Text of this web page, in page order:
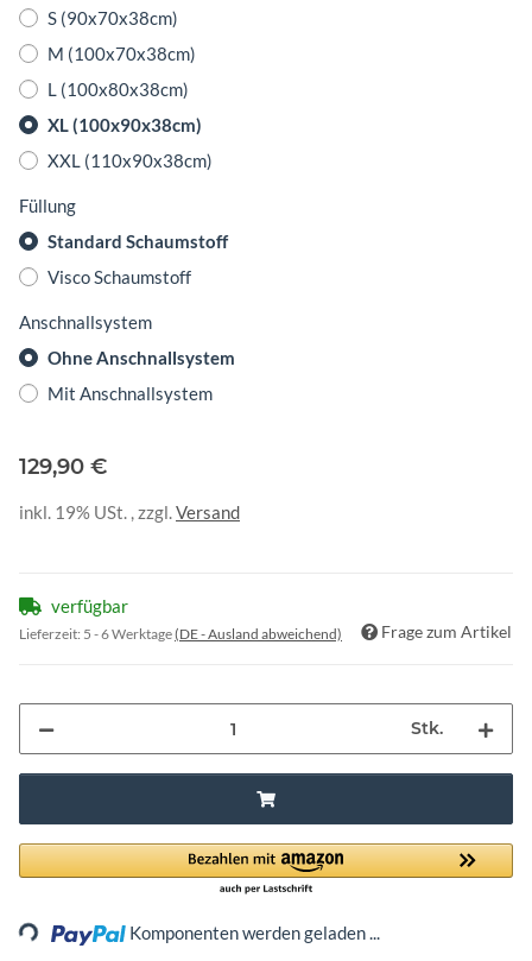
S (90x70x38cm)
M (100x70x38cm)
L (100x80x38cm)
XL (100x90x38cm)
XXL (110x90x38cm)
Füllung
Standard Schaumstoff
Visco Schaumstoff
Anschnallsystem
Ohne Anschnallsystem
Mit Anschnallsystem
129,90 €
inkl. 19% USt. , zzgl.Versand
verfügbar
Lieferzeit: 5 - 6 Werktage(DE - Ausland abweichend) Frage zum Artikel
Stk.
Loading... Komponenten werden geladen ...